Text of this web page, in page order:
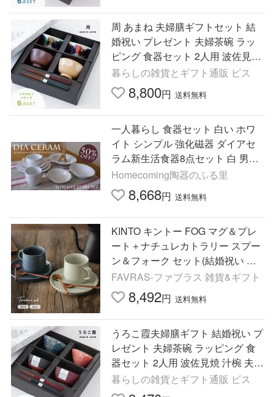
周 あまね 夫婦膳ギフトセット 結
婚祝い プレゼント 夫婦茶碗 ラッ
ピング 食器セット 2人用 波佐見焼
汁椀 夫婦箸 食洗機 レンジ ビスク
暮らしの雑貨とギフト通販 ビス
8,800円 送料無料
一人暮らし 食器セット 白い ホワ
イト シンプル 強化磁器 ダイアセ
ラム新生活食器8点セット 白 男性
女性 丈夫 一人暮らし 食器セット
国産 stockヤ
Homecoming陶器のふる里
8,668円 送料無料
KINTO キントー FOG マグ＆プレ
ート＋ナチュレカトラリー スプー
ン＆フォーク セット(結婚祝い 食
器セット ペア プレゼント 新築祝
い ギフト 北欧 結婚式)
FAVRAS-ファブラス 雑貨&ギフト
8,492円 送料無料
うろこ霞夫婦膳ギフト 結婚祝い プ
レゼント 夫婦茶碗 ラッピング 食
器セット 2人用 波佐見焼 汁椀 夫婦
箸 食洗機 レンジ ビスク
暮らしの雑貨とギフト通販 ビス